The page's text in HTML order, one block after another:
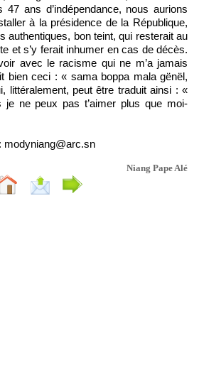
47 ans d’indépendance, nous aurions
à la présidence de la République,
authentiques, bon teint, qui resterait au
et s’y ferait inhumer en cas de décès.
avec le racisme qui ne m’a jamais
bien ceci : « sama boppa mala gënël,
littéralement, peut être traduit ainsi : «
je ne peux pas t’aimer plus que moi-
modyniang@arc.sn
Niang Pape Alé